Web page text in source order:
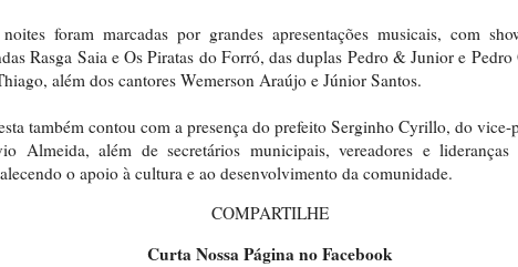
foram marcadas por grandes apresentações musicais, com
Rasga Saia e Os Piratas do Forró, das duplas Pedro & Junior e
além dos cantores Wemerson Araújo e Júnior Santos.
também contou com a presença do prefeito Serginho Cyrillo, do vice-
Almeida, além de secretários municipais, vereadores e lideranças
o apoio à cultura e ao desenvolvimento da comunidade.
COMPARTILHE
Curta Nossa Página no Facebook